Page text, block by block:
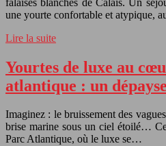
une yourte confortable et atypique,
Lire la suite
Yourtes de luxe au
atlantique : un
Imaginez : le bruissement des
brise marine sous un ciel étoilé…
Parc Atlantique, où le luxe se…